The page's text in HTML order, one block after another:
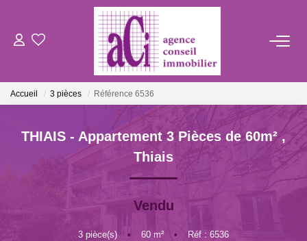
ACHETER
LOUER
ESTIMER
BIENS VENDUS
Accueil 3 pièces Référence 6536
THIAIS - Appartement 3 Pièces de 60m²,
Thiais
Vendu
3 pièce(s) • 60 m² • Réf : 6536